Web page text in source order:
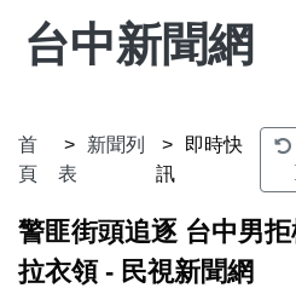
台中新聞網
首
頁
新聞列
表
即時快
訊
警匪街頭追逐 台中男
拉衣領 - 民視新聞網